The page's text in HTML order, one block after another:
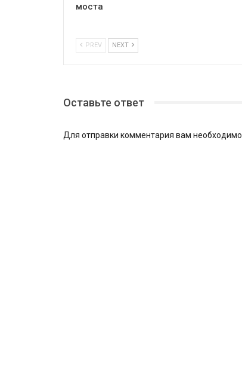
моста
PREV NEXT
Оставьте ответ
Для отправки комментария вам необходимо